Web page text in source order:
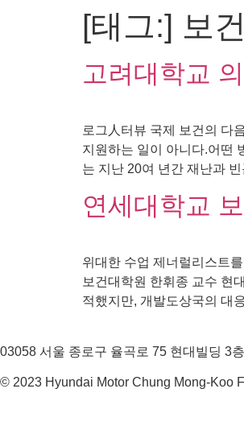
[태그:] 보건
고려대학교
로그人터뷰 국제 보건의 다
지원하는 일이 아니다.어떤
는 지난 20여 년간 재난과
연세대학교
위대한 수업 제너럴리스트
보건대학원 한휘종 교수 현
적했지만, 개발도상국의 대
03058 서울 종로구 율곡로 75 현대빌딩 3
© 2023 Hyundai Motor Chung Mong-Koo